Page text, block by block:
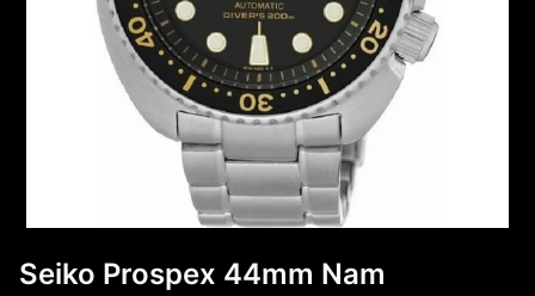
Seiko Prospex 44mm Nam